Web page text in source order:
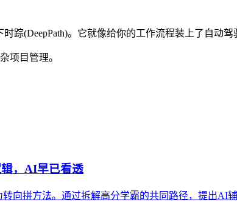
踪(DeepPath)。它就像给你的工作流程装上了自动驾
项目管理。
，AI早已看透
向拼方法。通过拆解高分学霸的共同路径，提出AI